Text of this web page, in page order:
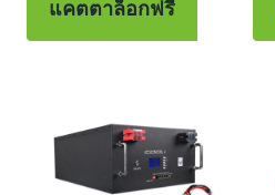
แคตตาล็อกฟรี